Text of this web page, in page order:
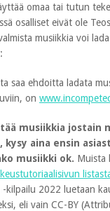
omaa tai tutun
osalliset eivät ole
musiikkia voi
saa ehdoitta ladata
on
musiikkia jostain
aina ensin
musiikki ok. Muista
kilpailu 2022 luetaan
eli vain CC-BY